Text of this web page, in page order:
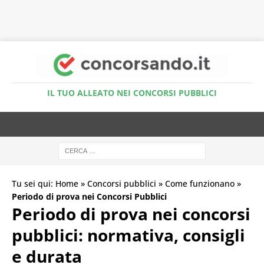
IL TUO ALLEATO NEI CONCORSI PUBBLICI
Tu sei qui: Home » Concorsi pubblici » Come funzionano »
Periodo di prova nei Concorsi Pubblici
Periodo di prova nei concorsi
pubblici: normativa, consigli
e durata